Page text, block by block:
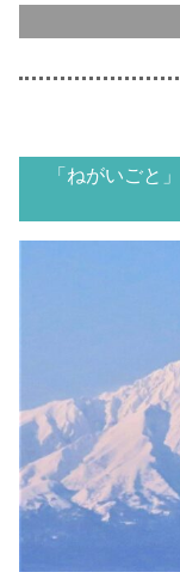
「ねがいごと